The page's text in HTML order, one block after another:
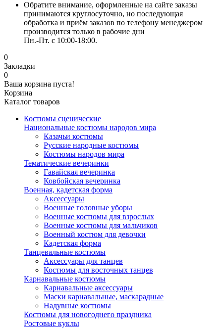
Обратите внимание, оформленные на сайте заказы
принимаются круглосуточно, но последующая
обработка и приём заказов по телефону менеджером
производится только в рабочие дни
Пн.-Пт. с 10:00-18:00.
0
Закладки
0
Ваша корзина пуста!
Корзина
Каталог товаров
Костюмы сценические
Национальные костюмы народов мира
Казачьи костюмы
Русские народные костюмы
Костюмы народов мира
Тематические вечеринки
Гавайская вечеринка
Ковбойская вечеринка
Военная, кадетская форма
Аксессуары
Военные головные уборы
Военные костюмы для взрослых
Военные костюмы для мальчиков
Военный костюм для девочки
Кадетская форма
Танцевальные костюмы
Аксессуары для танцев
Костюмы для восточных танцев
Карнавальные костюмы
Карнавальные аксессуары
Маски карнавальные, маскарадные
Надувные костюмы
Костюмы для новогоднего праздника
Ростовые куклы